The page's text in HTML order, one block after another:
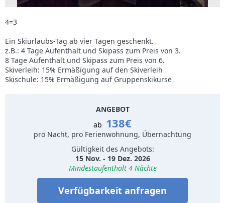
4=3
Ein Skiurlaubs-Tag ab vier Tagen geschenkt.
z.B.: 4 Tage Aufenthalt und Skipass zum Preis von 3.
8 Tage Aufenthalt und Skipass zum Preis von 6.
Skiverleih: 15% Ermäßigung auf den Skiverleih
Skischule: 15% Ermäßigung auf Gruppenskikurse
ANGEBOT
ab 138€
pro Nacht, pro Ferienwohnung, Übernachtung
Gültigkeit des Angebots:
15 Nov. - 19 Dez. 2026
Mindestaufenthalt 4 Nächte
Verfügbarkeit anfragen